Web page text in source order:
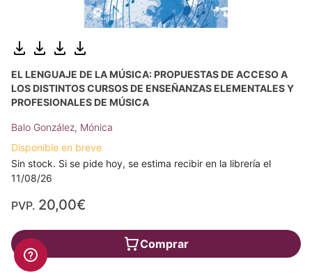
EL LENGUAJE DE LA MÚSICA: PROPUESTAS DE ACCESO A
LOS DISTINTOS CURSOS DE ENSEÑANZAS ELEMENTALES Y
PROFESIONALES DE MÚSICA
Balo González, Mónica
Disponible en breve
Sin stock. Si se pide hoy, se estima recibir en la librería el
11/08/26
PVP. 20,00€
Comprar